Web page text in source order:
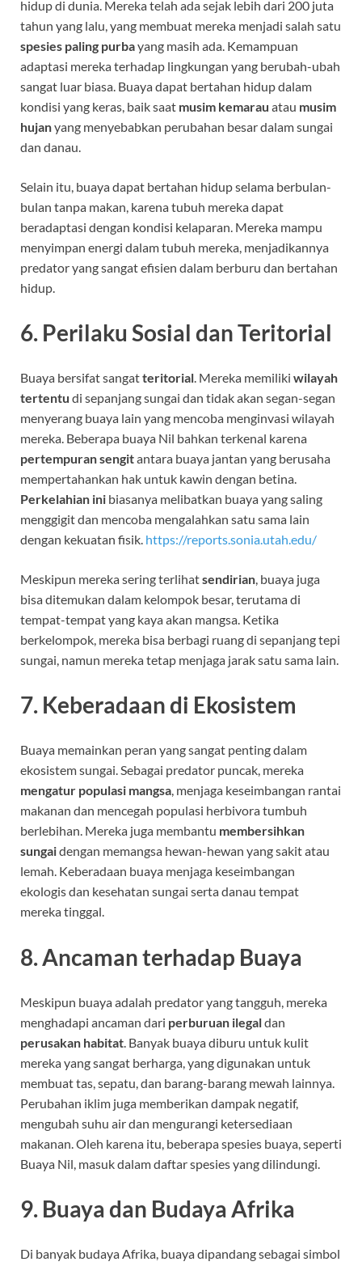
hidup di dunia. Mereka telah ada sejak lebih dari 200 juta
tahun yang lalu, yang membuat mereka menjadi salah satu
spesies paling purbayang masih ada. Kemampuan
adaptasi mereka terhadap lingkungan yang berubah-ubah
sangat luar biasa. Buaya dapat bertahan hidup dalam
kondisi yang keras, baik saat musim kemarau atau musim
hujanyang menyebabkan perubahan besar dalam sungai
dan danau.
Selain itu, buaya dapat bertahan hidup selama berbulan-
bulan tanpa makan, karena tubuh mereka dapat
beradaptasi dengan kondisi kelaparan. Mereka mampu
menyimpan energi dalam tubuh mereka, menjadikannya
predator yang sangat efisien dalam berburu dan bertahan
hidup.
6. Perilaku Sosial dan Teritorial
Buaya bersifat sangatteritorial. Mereka memiliki wilayah
tertentu di sepanjang sungai dan tidak akan segan-segan
menyerang buaya lain yang mencoba menginvasi wilayah
mereka. Beberapa buaya Nil bahkan terkenal karena
pertempuran sengitantara buaya jantan yang berusaha
mempertahankan hak untuk kawin dengan betina.
Perkelahian ini biasanya melibatkan buaya yang saling
menggigit dan mencoba mengalahkan satu sama lain
dengan kekuatan fisik. https://reports.sonia.utah.edu/
Meskipun mereka sering terlihatsendirian, buaya juga
bisa ditemukan dalam kelompok besar, terutama di
tempat-tempat yang kaya akan mangsa. Ketika
berkelompok, mereka bisa berbagi ruang di sepanjang tepi
sungai, namun mereka tetap menjaga jarak satu sama lain.
7. Keberadaan di Ekosistem
Buaya memainkan peran yang sangat penting dalam
ekosistem sungai. Sebagai predator puncak, mereka
mengatur populasi mangsa, menjaga keseimbangan rantai
makanan dan mencegah populasi herbivora tumbuh
berlebihan. Mereka juga membantu membersihkan
sungaidengan memangsa hewan-hewan yang sakit atau
lemah. Keberadaan buaya menjaga keseimbangan
ekologis dan kesehatan sungai serta danau tempat
mereka tinggal.
8.Ancaman terhadap Buaya
Meskipun buaya adalah predator yang tangguh, mereka
menghadapi ancaman dari perburuan ilegaldan
perusakan habitat . Banyak buaya diburu untuk kulit
mereka yang sangat berharga, yang digunakan untuk
membuat tas, sepatu, dan barang-barang mewah lainnya.
Perubahan iklim juga memberikan dampak negatif,
mengubah suhu air dan mengurangi ketersediaan
makanan. Oleh karena itu, beberapa spesies buaya, seperti
Buaya Nil, masuk dalam daftar spesies yang dilindungi.
9. Buaya dan Budaya Afrika
Di banyak budaya Afrika, buaya dipandang sebagai simbol